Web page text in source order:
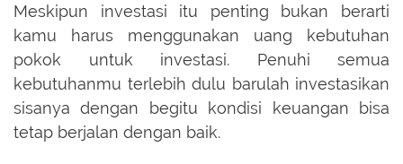
Meskipun investasi itu penting bukan berarti
kamu harus menggunakan uang kebutuhan
pokok untuk investasi. Penuhi semua
kebutuhanmu terlebih dulu barulah investasikan
sisanya dengan begitu kondisi keuangan bisa
tetap berjalan dengan baik.